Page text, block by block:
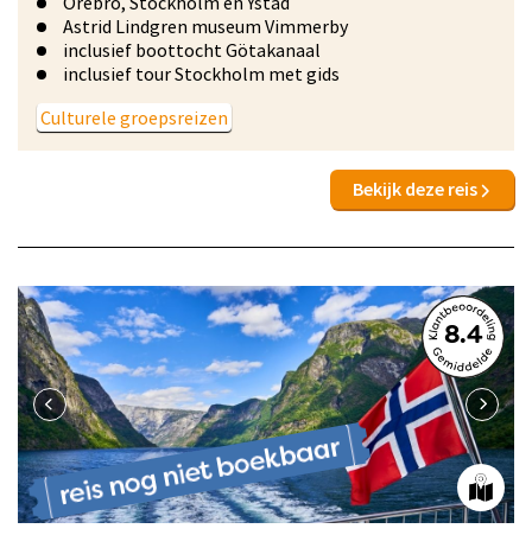
Astrid Lindgren museum Vimmerby
inclusief boottocht Götakanaal
inclusief tour Stockholm met gids
Culturele groepsreizen
Bekijk deze reis
8.4